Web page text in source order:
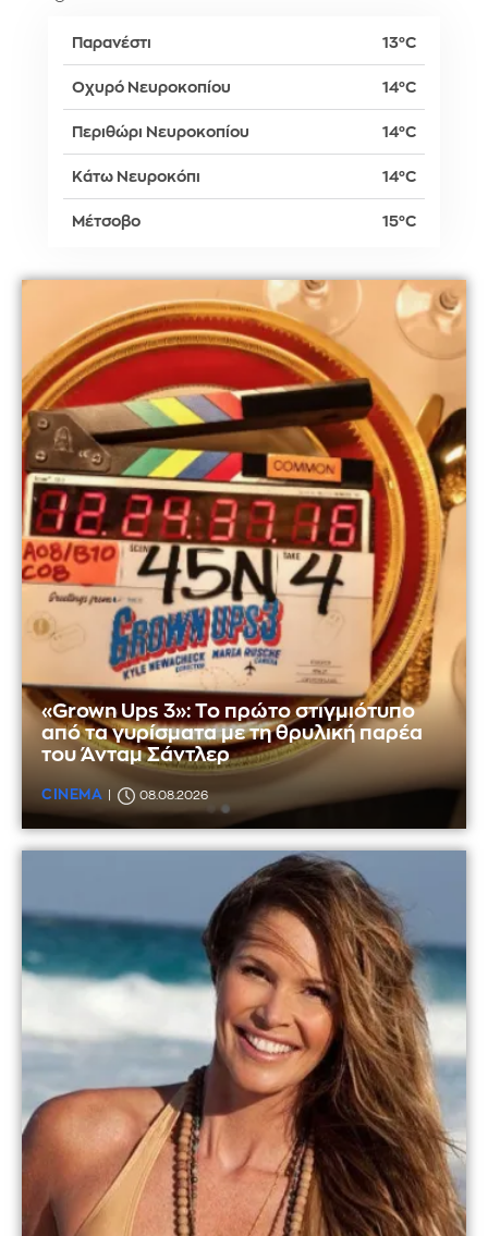
Παρανέστι 13°C
Οχυρό Νευροκοπίου 14°C
Περιθώρι Νευροκοπίου 14°C
Κάτω Νευροκόπι 14°C
Μέτσοβο 15°C
«Grown Ups 3»: Το πρώτο στιγμιότυπο
από τα γυρίσματα με τη θρυλική παρέα
του Άνταμ Σάντλερ
CINEMA 08.08.2026